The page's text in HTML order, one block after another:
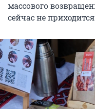
массового
сейчас не